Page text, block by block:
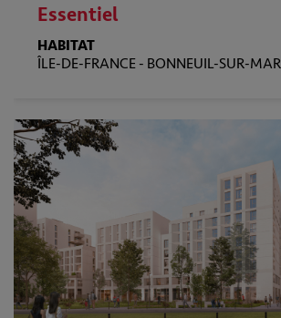
Essentiel
HABITAT
ÎLE-DE-FRANCE - BONNEUIL-SUR-